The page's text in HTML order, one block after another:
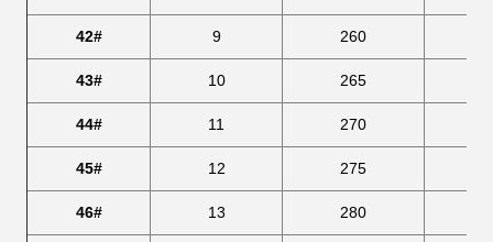
42# 9 260
43# 10 265
44# 11 270
45# 12 275
46# 13 280